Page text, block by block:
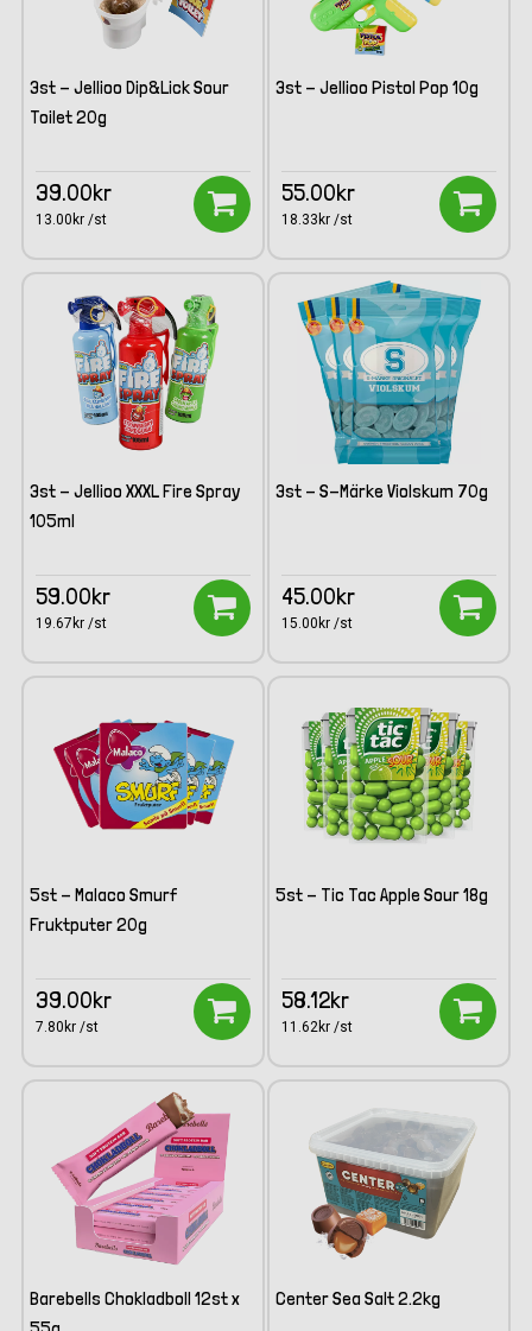
3st - Jellioo Dip&Lick Sour
Toilet 20g
39.00kr
13.00kr /st
3st - Jellioo Pistol Pop 10g
55.00kr
18.33kr /st
3st - Jellioo XXXL Fire Spray
105ml
59.00kr
19.67kr /st
3st - S-Märke Violskum 70g
45.00kr
15.00kr /st
5st - Malaco Smurf
Fruktputer 20g
39.00kr
7.80kr /st
5st - Tic Tac Apple Sour 18g
58.12kr
11.62kr /st
Barebells Chokladboll 12st x
Center Sea Salt 2.2kg